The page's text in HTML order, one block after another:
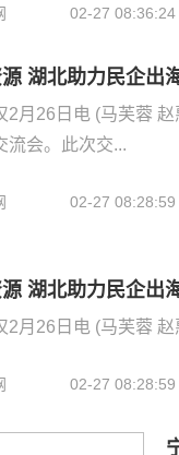
02-27 08:36:24
湖北助力民企出
2月26日电 (马芙蓉
流会。此次交...
02-27 08:28:59
湖北助力民企出
2月26日电 (马芙蓉
02-27 08:28:59